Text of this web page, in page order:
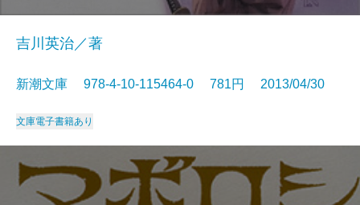
吉川英治／著
新潮文庫 978-4-10-115464-0 781円 2013/04/30
文庫電子書籍あり